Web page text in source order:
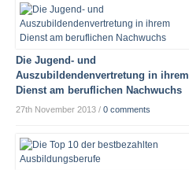
Die Jugend- und
Auszubildendenvertretung in ihrem
Dienst am beruflichen Nachwuchs
27th November 2013 / 0 comments